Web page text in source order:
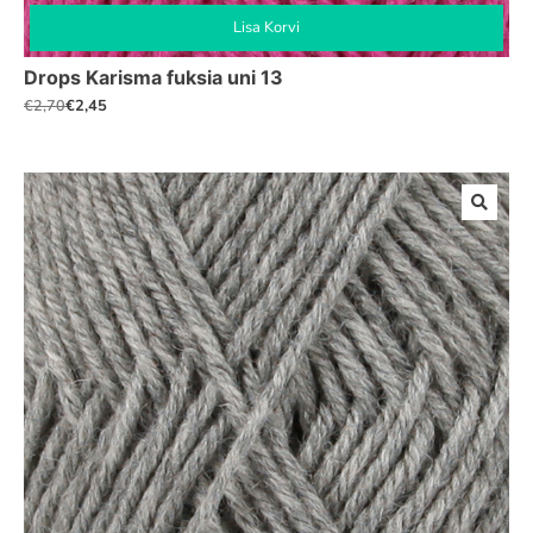
Lisa Korvi
Drops Karisma fuksia uni 13
€2,70
Algne
€2,70.
€2,45
Praegune
€2,45.